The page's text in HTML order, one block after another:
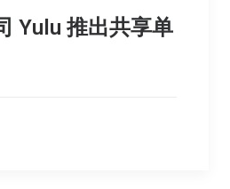
Yulu 推出共享单